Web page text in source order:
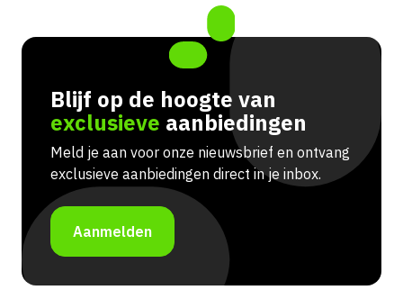
Blijf op de hoogte van
exclusieve aanbiedingen
Meld je aan voor onze nieuwsbrief en ontvang
exclusieve aanbiedingen direct in je inbox.
Aanmelden